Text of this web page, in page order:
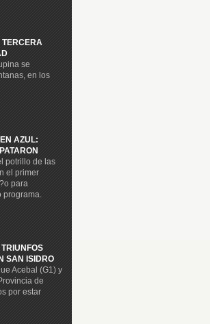
TERCERA
se
en los
AZUL:
potrillo de las
el primer
para
programa.
SAN ISIDRO
Acebal (G1) y
de
por estar